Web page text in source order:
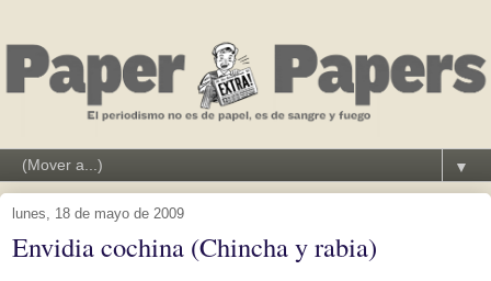
▼
lunes, 18 de mayo de 2009
Envidia cochina (Chincha y rabia)